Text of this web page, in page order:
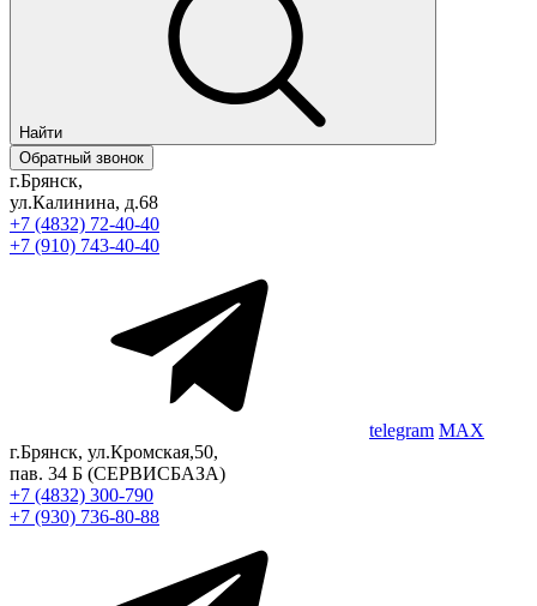
Найти
Обратный звонок
г.Брянск,
ул.Калинина, д.68
+7 (4832) 72-40-40
+7 (910) 743-40-40
telegram MAX
г.Брянск, ул.Кромская,50,
пав. 34 Б (СЕРВИСБАЗА)
+7 (4832) 300-790
+7 (930) 736-80-88